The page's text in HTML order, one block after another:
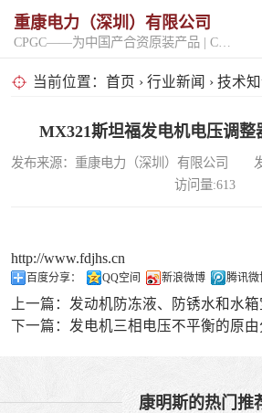
重康电力（深圳）有限公司
当前位置： 首页 › 行业新闻 › 技术
MX321斯坦福发电机电压调整
发布来源：重康电力（深圳）有限公司
访问量:613
http://www.fdjhs.cn
百度分享： QQ空间 新浪微博 腾讯微
上一篇： 发动机防冻液、防锈水和水箱
下一篇： 发电机三相电压不平衡的原由
康明斯的热门推
固定开架式
超静音型
移动电站